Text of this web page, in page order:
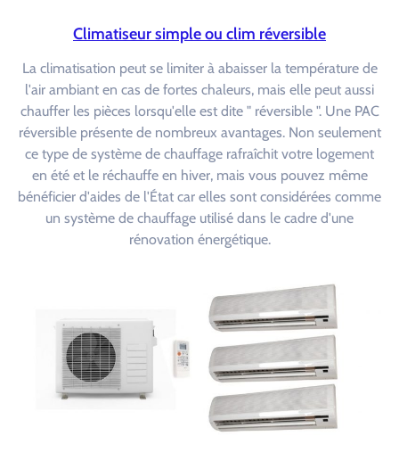
Climatiseur simple ou clim réversible
La climatisation peut se limiter à abaisser la température de
l'air ambiant en cas de fortes chaleurs, mais elle peut aussi
chauffer les pièces lorsqu'elle est dite " réversible ". Une PAC
réversible présente de nombreux avantages. Non seulement
ce type de système de chauffage rafraîchit votre logement
en été et le réchauffe en hiver, mais vous pouvez même
bénéficier d'aides de l'État car elles sont considérées comme
un système de chauffage utilisé dans le cadre d'une
rénovation énergétique.